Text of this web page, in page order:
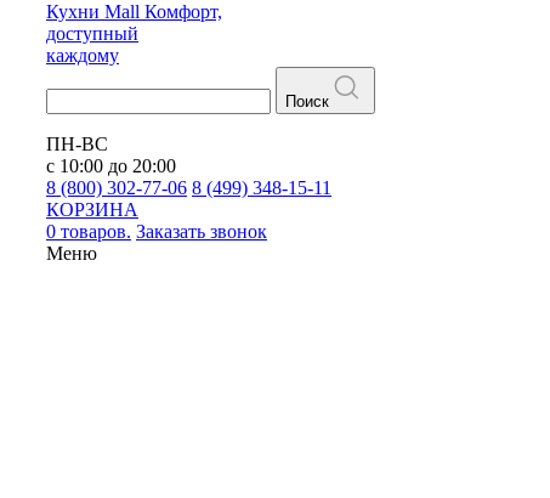
Кухни Mall Комфорт,
доступный
каждому
Поиск
ПН-ВС
с 10:00 до 20:00
8 (800) 302-77-06 8 (499) 348-15-11
КОРЗИНА
0 товаров. Заказать звонок
Меню